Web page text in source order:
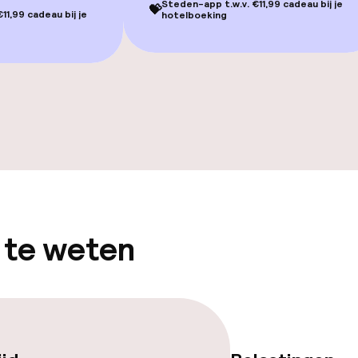
cadeau bij je
💝Steden-app t.w.v. €11,99 cadeau bij je
hotelboeking
te weten